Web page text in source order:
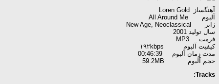
آهنگساز Loren Gold
آلبوم All Around Me
ژانر New Age, Neoclassical
سال تولید 2001
فرمت MP3
کیفیت آلبوم ۱۹۲kbps
مدت زمان آلبوم 00:46:39
حجم آلبوم 59.2MB
Tracks: